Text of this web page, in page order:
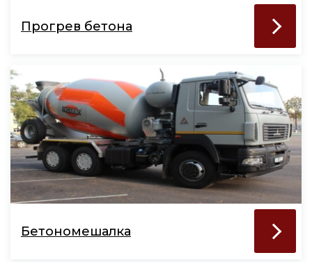
Прогрев бетона
Бетономешалка